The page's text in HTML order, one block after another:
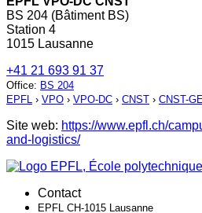
BS 204 (Bâtiment BS)
Station 4
1015 Lausanne
+41 21 693 91 37
Office: BS 204
EPFL › VPO › VPO-DC › CNST › CNST-
Site web: https://www.epfl.ch/
and-logistics/
Contact
EPFL CH-1015 Lausanne